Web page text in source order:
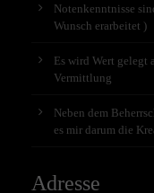
Notenkenntnisse
Wunsch erarbeitet )
Es wird Wert
Vermittlung
Neben dem
es mir darum die
Adresse